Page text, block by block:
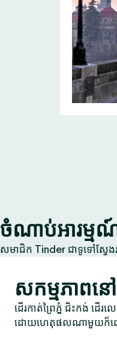
ចំណាប់អារម្
សមាជិក Tinder ជាទូទៅស្វ
សកម្មភាពន
ដើរកាត់ព្រៃភ្នំ ជិះកង់ ដើរ
ដោយហេតុផលណាមួយក៏